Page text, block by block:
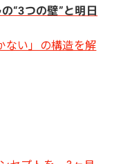
“3つの壁”と明日
ない」の構造を解